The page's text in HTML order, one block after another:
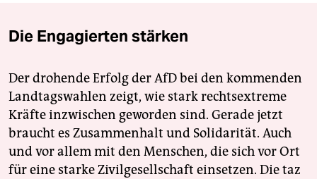
Die Engagierten stärken
Der drohende Erfolg der AfD bei den kommenden
Landtagswahlen zeigt, wie stark rechtsextreme
Kräfte inzwischen geworden sind. Gerade jetzt
braucht es Zusammenhalt und Solidarität. Auch
und vor allem mit den Menschen, die sich vor Ort
für eine starke Zivilgesellschaft einsetzen. Die taz